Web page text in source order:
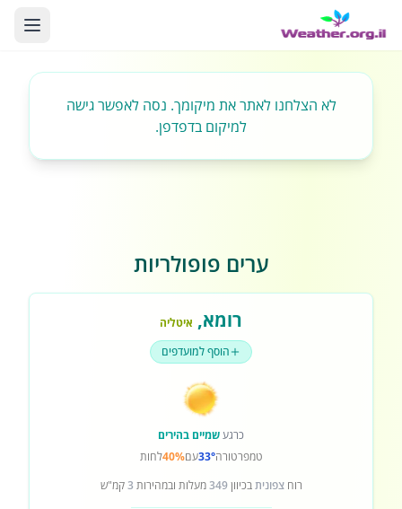
לא הצלחנו לאתר את מיקומך. נסה לאפשר גישה
למיקום בדפדפן.
ערים פופולריות
רומא, איטליה
הוסף למועדפים
כרגעשמיים בהירים
טמפרטורה33°עם40%לחות
רוחצפוניתבכיוון349מעלות ובמהירות 3קמ"ש